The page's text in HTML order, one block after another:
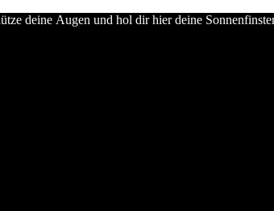
deine Augen und hol dir hier deine